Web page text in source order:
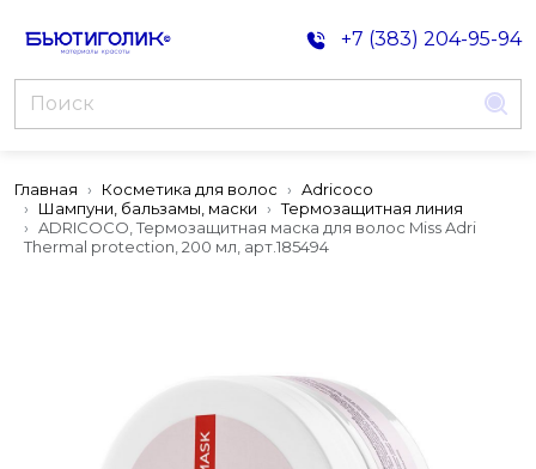
+7 (383) 204-95-94
Главная Косметика для волос
Adricoco
Шампуни, бальзамы, маски
Термозащитная линия
ADRICOCO, Термозащитная маска для волос Miss Adri
Thermal protection, 200 мл, арт.185494